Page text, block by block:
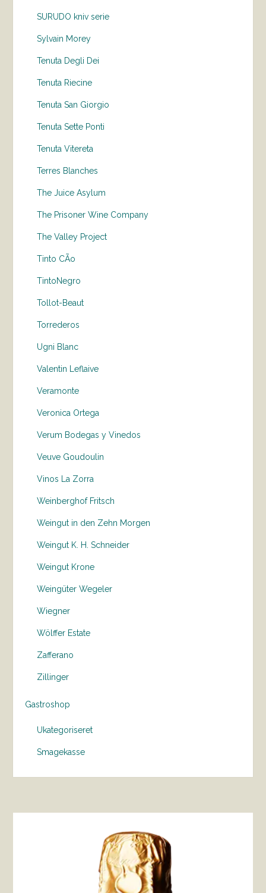
SURUDO kniv serie
Sylvain Morey
Tenuta Degli Dei
Tenuta Riecine
Tenuta San Giorgio
Tenuta Sette Ponti
Tenuta Vitereta
Terres Blanches
The Juice Asylum
The Prisoner Wine Company
The Valley Project
Tinto CÃo
TintoNegro
Tollot-Beaut
Torrederos
Ugni Blanc
Valentin Leflaive
Veramonte
Veronica Ortega
Verum Bodegas y Vinedos
Veuve Goudoulin
Vinos La Zorra
Weinberghof Fritsch
Weingut in den Zehn Morgen
Weingut K. H. Schneider
Weingut Krone
Weingüter Wegeler
Wiegner
Wölffer Estate
Zafferano
Zillinger
Gastroshop
Ukategoriseret
Smagekasse